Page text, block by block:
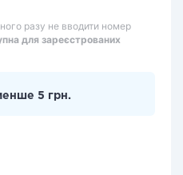
разу не вводити номер
для зареєстрованих
5 грн.